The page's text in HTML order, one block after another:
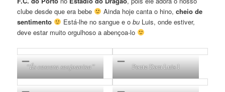
clube desde que era bebe
Ainda hoje canta o hino, cheio de
sentimento
Está-lhe no sangue e o buLuis, onde estiver,
deve estar muito orgulhoso a abençoa-lo
“És cascata saojoanina” Ponte Dom Luis I